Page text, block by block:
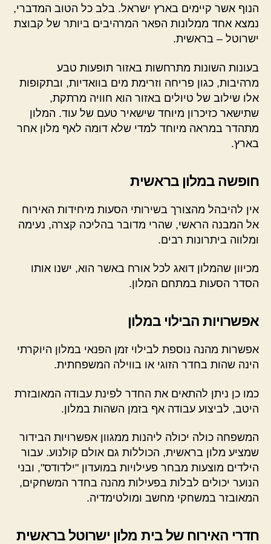
הנוף אשר קיימים בארץ ישראל. בלב כל הטוב המדברי,
נמצא אחד ממלונות הפאר המרהיבים ביותר של קבוצת
ישרוטל – בראשית.
בעונות השונות מתרחשות באזור תופעות טבע
מרהיבות, כגון פריחה וזרימת מים בוואדיות, ובתקופות
אלו שילוב של טיולים באזור הוא חוויה מרתקת,
שתישאר כזיכרון מיוחד שישאיר טעם של עוד. המלון
מתהדר במראה מיוחד למדי שלא דומה לאף מלון אחר
בארץ.
חופשה במלון בראשית
אין להיבהל מהצורך בשירותי הסעות מיחידות האירוח
אל המבנה הראשי, שהרי מדובר בהליכה קצרה, נעימה
ומלווה ביתרונות רבים.
מכיוון שהמלון דואג לכל אורח באשר הוא, ישנו אותו
הסדר הסעות במתחם המלון.
אפשרויות הבילוי במלון
אפשרות מהנה נוספת לבילוי זמן הפנאי במלון היוקרתי
הינה שהות בחדר הזוגי או בווילה המשפחתית.
כמו כן ניתן להתאים את החדר לפינת עבודה המאובזרת
היטב, לביצוע עבודה אף בזמן השהות במלון.
המשפחה כולה יכולה ליהנות ממגוון אפשרויות הבידור
שמציע מלון בראשית, הכוללות גם אולם קולנוע. עבור
הילדים מוצעות מבחר פעילויות במועדון "ילדודס", ובני
הנוער יכולים לבלות בפעילות מהנה בחדר המשחקים,
המאובזר במשחקי מחשב ומולטימדיה.
חדרי האירוח של בית מלון ישרוטל בראשית